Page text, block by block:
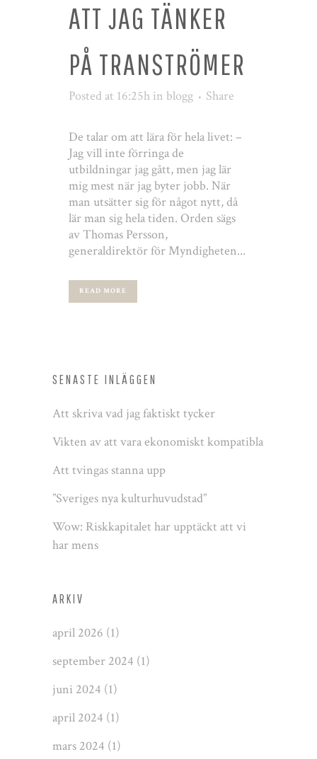
ATT JAG TÄNKER
PÅ TRANSTRÖMER
Posted at 16:25h in blogg Share
De talar om att lära för hela livet: –
Jag vill inte förringa de
utbildningar jag gått, men jag lär
mig mest när jag byter jobb. När
man utsätter sig för något nytt, då
lär man sig hela tiden. Orden sägs
av Thomas Persson,
generaldirektör för Myndigheten...
READ MORE
SENASTE INLÄGGEN
Att skriva vad jag faktiskt tycker
Vikten av att vara ekonomiskt kompatibla
Att tvingas stanna upp
”Sveriges nya kulturhuvudstad”
Wow: Riskkapitalet har upptäckt att vi
har mens
ARKIV
april 2026 (1)
september 2024 (1)
juni 2024 (1)
april 2024 (1)
mars 2024 (1)